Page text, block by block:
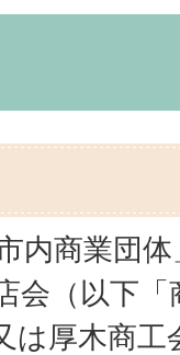
内商業団
会（以下
は厚木商